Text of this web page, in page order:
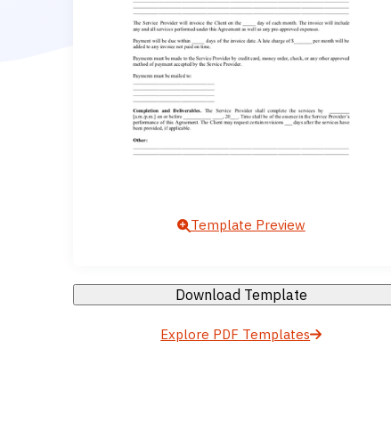
Template Preview
Download Template
Explore PDF Templates